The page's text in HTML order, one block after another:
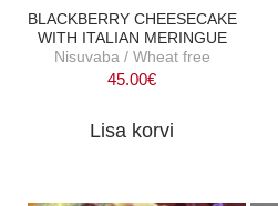
BLACKBERRY CHEESECAKE
WITH ITALIAN MERINGUE
Nisuvaba / Wheat free
45.00€
Lisa korvi